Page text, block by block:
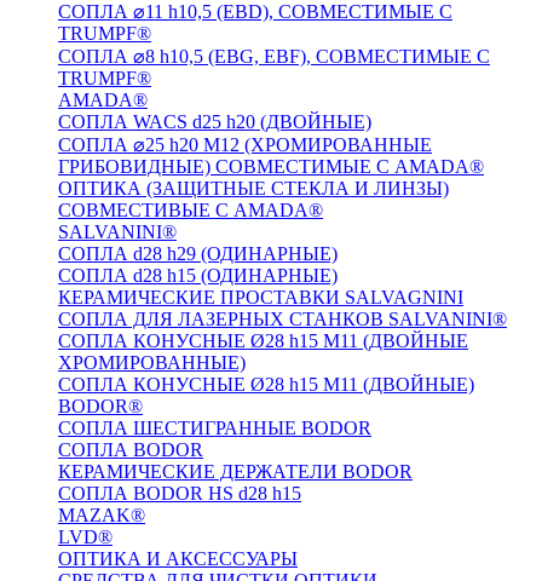
СОПЛА ⌀11 h10,5 (EBD), СОВМЕСТИМЫЕ С
TRUMPF®
СОПЛА ⌀8 h10,5 (EBG, EBF), СОВМЕСТИМЫЕ С
TRUMPF®
AMADA®
СОПЛА WACS d25 h20 (ДВОЙНЫЕ)
СОПЛА ⌀25 h20 M12 (ХРОМИРОВАННЫЕ
ГРИБОВИДНЫЕ) СОВМЕСТИМЫЕ С AMADA®
ОПТИКА (ЗАЩИТНЫЕ СТЕКЛА И ЛИНЗЫ)
СОВМЕСТИВЫЕ С AMADA®
SALVANINI®
СОПЛА d28 h29 (ОДИНАРНЫЕ)
СОПЛА d28 h15 (ОДИНАРНЫЕ)
КЕРАМИЧЕСКИЕ ПРОСТАВКИ SALVAGNINI
СОПЛА ДЛЯ ЛАЗЕРНЫХ СТАНКОВ SALVANINI®
СОПЛА КОНУСНЫЕ Ø28 h15 M11 (ДВОЙНЫЕ
ХРОМИРОВАННЫЕ)
СОПЛА КОНУСНЫЕ Ø28 h15 M11 (ДВОЙНЫЕ)
BODOR®
СОПЛА ШЕСТИГРАННЫЕ BODOR
СОПЛА BODOR
КЕРАМИЧЕСКИЕ ДЕРЖАТЕЛИ BODOR
СОПЛА BODOR HS d28 h15
MAZAK®
LVD®
ОПТИКА И АКСЕССУАРЫ